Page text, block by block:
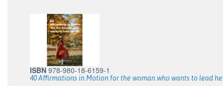
ISBN 978-980-18-6159-1
40 Affirmations in Motion for the woman who wants to lead